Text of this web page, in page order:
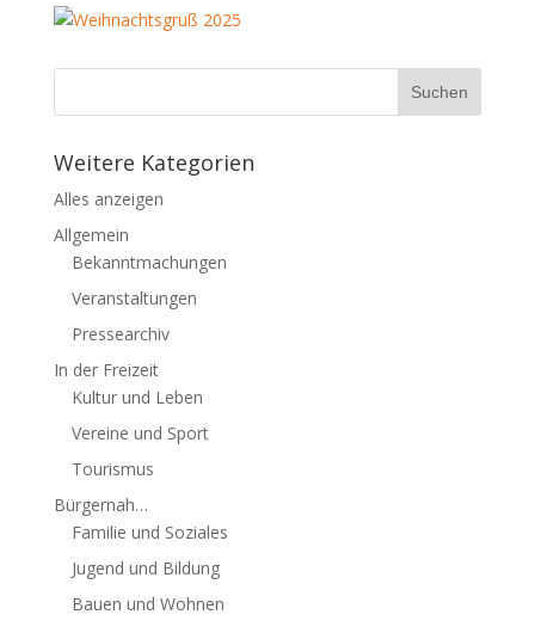
Weitere Kategorien
Alles anzeigen
Allgemein
Bekanntmachungen
Veranstaltungen
Pressearchiv
In der Freizeit
Kultur und Leben
Vereine und Sport
Tourismus
Bürgernah…
Familie und Soziales
Jugend und Bildung
Bauen und Wohnen